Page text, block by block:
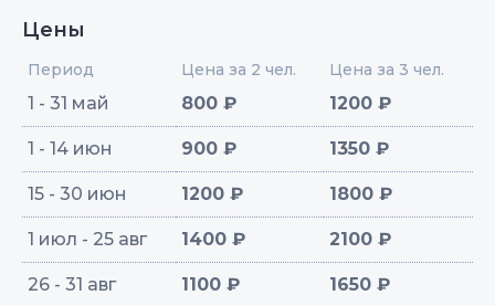
Цены
Период Цена за 2 чел. Цена за 3 чел.
1 - 31 май 800 ₽ 1200 ₽
1 - 14 июн 900 ₽ 1350 ₽
15 - 30 июн 1200 ₽ 1800 ₽
1 июл - 25 авг 1400 ₽ 2100 ₽
26 - 31 авг 1100 ₽ 1650 ₽